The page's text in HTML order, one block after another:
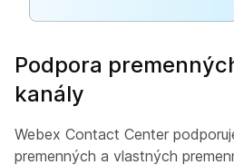
Podpora
kanály
Webex Contact Center
premenných a vlastných